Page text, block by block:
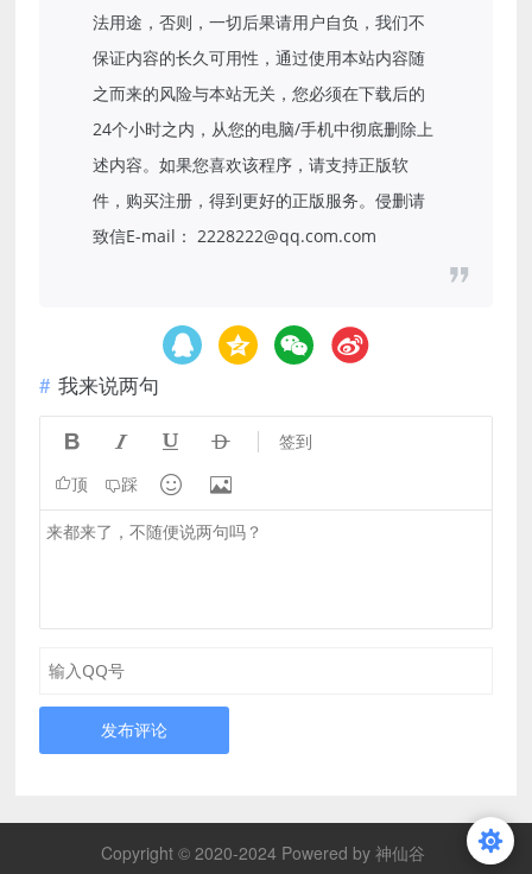
法用途，否则，一切后果请用户自负，我们不
保证内容的长久可用性，通过使用本站内容随
之而来的风险与本站无关，您必须在下载后的
24个小时之内，从您的电脑/手机中彻底删除上
述内容。如果您喜欢该程序，请支持正版软
件，购买注册，得到更好的正版服务。侵删请
致信E-mail： 2228222@qq.com.com
我来说两句
    签到
顶 踩  
发布评论
Copyright © 2020-2024 Powered by 神仙谷